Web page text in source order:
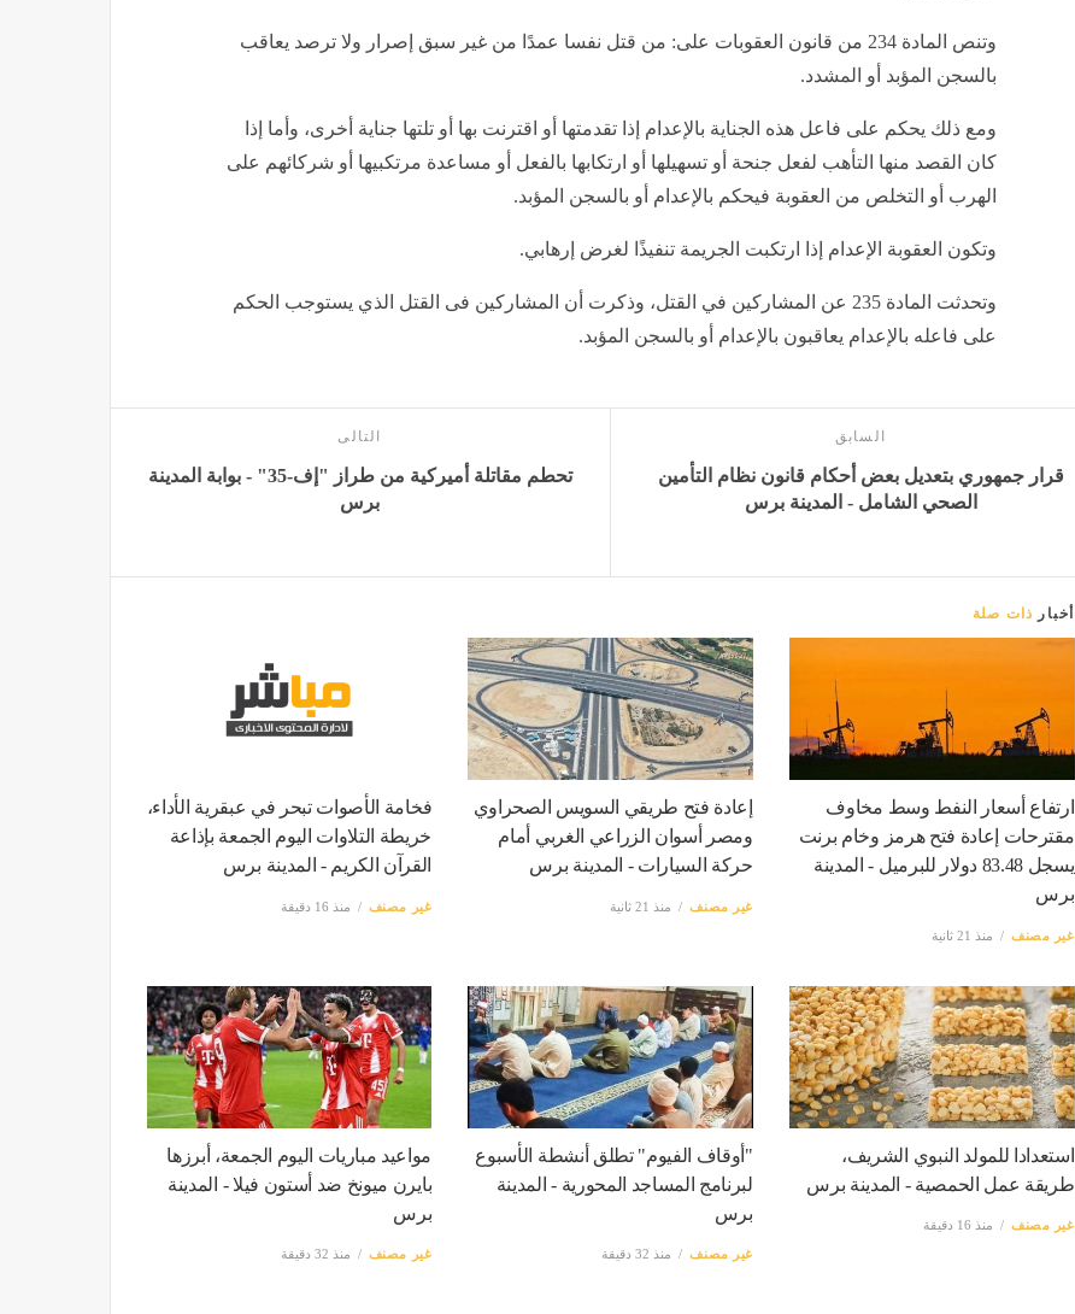
وتنص المادة 234 من قانون العقوبات على: من قتل نفسا عمدًا من غير سبق إصرار ولا ترصد يعاقب
بالسجن المؤبد أو المشدد.
ومع ذلك يحكم على فاعل هذه الجناية بالإعدام إذا تقدمتها أو اقترنت بها أو تلتها جناية أخرى، وأما إذا
كان القصد منها التأهب لفعل جنحة أو تسهيلها أو ارتكابها بالفعل أو مساعدة مرتكبيها أو شركائهم على
الهرب أو التخلص من العقوبة فيحكم بالإعدام أو بالسجن المؤبد.
وتكون العقوبة الإعدام إذا ارتكبت الجريمة تنفيذًا لغرض إرهابي.
وتحدثت المادة 235 عن المشاركين في القتل، وذكرت أن المشاركين فى القتل الذي يستوجب الحكم
على فاعله بالإعدام يعاقبون بالإعدام أو بالسجن المؤبد.
السابق
قرار جمهوري بتعديل بعض أحكام قانون نظام التأمين
الصحي الشامل - المدينة برس
التالى
تحطم مقاتلة أميركية من طراز "إف-35" - بوابة المدينة
برس
أخبار ذات صلة
ارتفاع أسعار النفط وسط مخاوف
مقترحات إعادة فتح هرمز وخام برنت
يسجل 83.48 دولار للبرميل - المدينة
برس
غير مصنف منذ 21 ثانية
إعادة فتح طريقي السويس الصحراوي
ومصر أسوان الزراعي الغربي أمام
حركة السيارات - المدينة برس
غير مصنف منذ 21 ثانية
فخامة الأصوات تبحر في عبقرية الأداء،
خريطة التلاوات اليوم الجمعة بإذاعة
القرآن الكريم - المدينة برس
غير مصنف منذ 16 دقيقة
استعدادا للمولد النبوي الشريف،
طريقة عمل الحمصية - المدينة برس
غير مصنف منذ 16 دقيقة
"أوقاف الفيوم" تطلق أنشطة الأسبوع
لبرنامج المساجد المحورية - المدينة
برس
غير مصنف منذ 32 دقيقة
مواعيد مباريات اليوم الجمعة، أبرزها
بايرن ميونخ ضد أستون فيلا - المدينة
برس
غير مصنف منذ 32 دقيقة